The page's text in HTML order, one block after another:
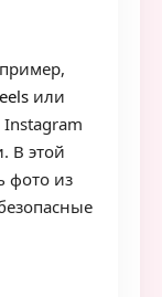
или
В этой
фото из